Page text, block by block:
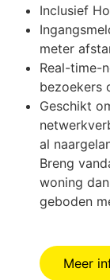
Inclusief
meter
Real-time-
bezoekers
Geschikt
al
Breng
woning
geboden
Meer